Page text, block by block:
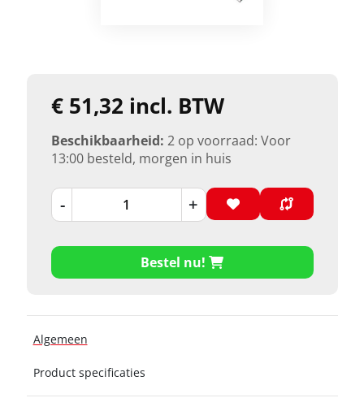
€ 51,32 incl. BTW
Beschikbaarheid: 2 op voorraad: Voor
13:00 besteld, morgen in huis
- +
Bestel nu!
Algemeen
Product specificaties